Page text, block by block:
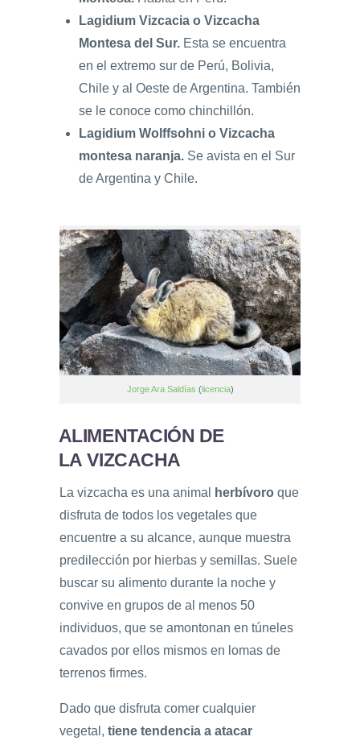
Lagidium Vizcacia o Vizcacha
Montesa del Sur. Esta se encuentra
en el extremo sur de Perú, Bolivia,
Chile y al Oeste de Argentina. También
se le conoce como chinchillón.
Lagidium Wolffsohni o Vizcacha
montesa naranja. Se avista en el Sur
de Argentina y Chile.
Jorge Ara Saldías (licencia)
ALIMENTACIÓN DE
LA VIZCACHA
La vizcacha es una animal herbívoro que
disfruta de todos los vegetales que
encuentre a su alcance, aunque muestra
predilección por hierbas y semillas. Suele
buscar su alimento durante la noche y
convive en grupos de al menos 50
individuos, que se amontonan en túneles
cavados por ellos mismos en lomas de
terrenos firmes.
Dado que disfruta comer cualquier
vegetal, tiene tendencia a atacar